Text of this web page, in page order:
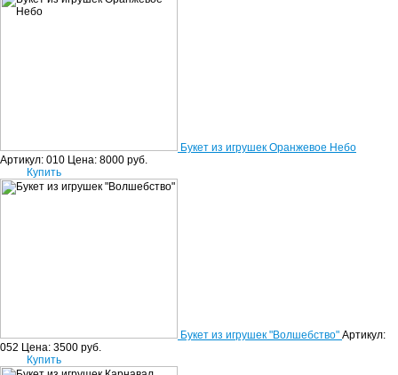
Букет из игрушек Оранжевое Небо
Артикул: 010 Цена: 8000 руб.
Купить
Букет из игрушек "Волшебство" Артикул:
052 Цена: 3500 руб.
Купить